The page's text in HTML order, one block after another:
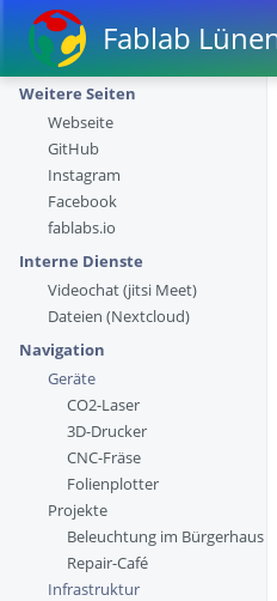
Fablab
Weitere Seiten
Webseite
GitHub
Instagram
Facebook
fablabs.io
Interne Dienste
Videochat (jitsi Meet)
Dateien (Nextcloud)
Navigation
Geräte
CO2-Laser
3D-Drucker
CNC-Fräse
Folienplotter
Projekte
Beleuchtung im Bürgerhaus
Repair-Café
Infrastruktur